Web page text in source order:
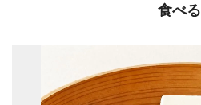
食べる